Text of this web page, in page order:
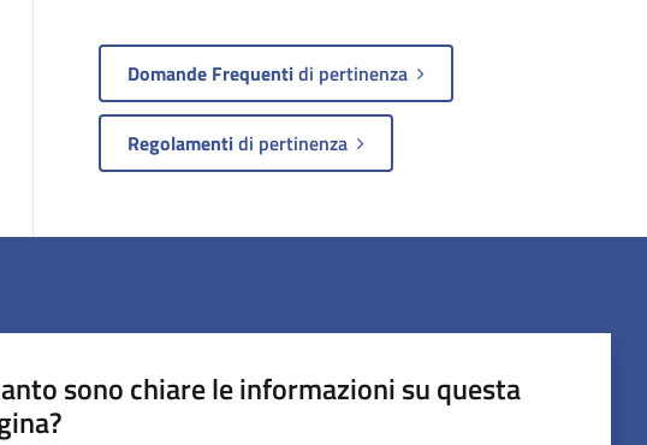
Domande Frequentidi pertinenza
Regolamentidi pertinenza
sono chiare le informazioni su questa